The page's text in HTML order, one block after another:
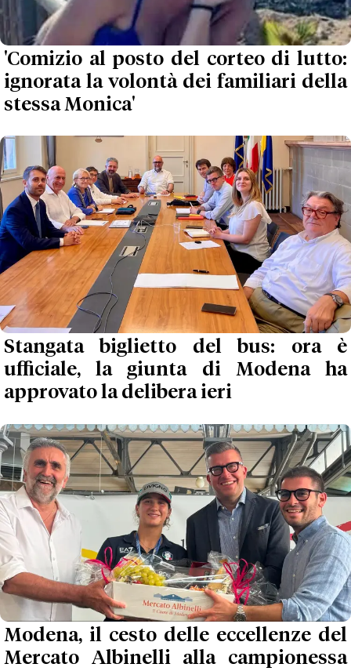
'Comizio al posto del corteo di lutto:
ignorata la volontà dei familiari della
stessa Monica'
Stangata biglietto del bus: ora è
ufficiale, la giunta di Modena ha
approvato la delibera ieri
Modena, il cesto delle eccellenze del
Mercato Albinelli alla campionessa